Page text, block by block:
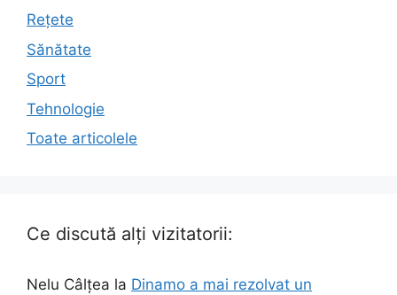
Rețete
Sănătate
Sport
Tehnologie
Toate articolele
Ce discută alți vizitatorii:
Nelu Câlțea la Dinamo a mai rezolvat un